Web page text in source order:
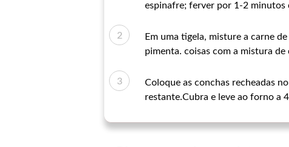
espinafre; ferver por 1-2 minutos
Em uma tigela, misture a carne
pimenta. coisas com a mistura
Coloque as conchas recheadas
restante.Cubra e leve ao forno a